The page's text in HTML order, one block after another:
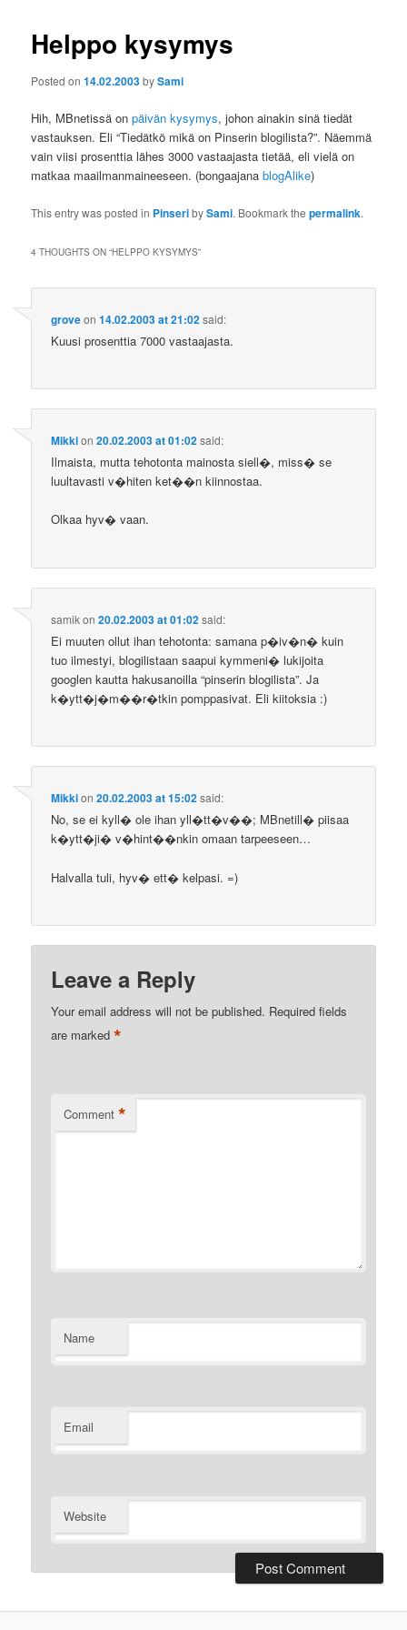
Helppo kysymys
Posted on14.02.2003bySami
Hih, MBnetissä onpäivän kysymys, johon ainakin sinä tiedät
vastauksen. Eli “Tiedätkö mikä on Pinserin blogilista?”. Näemmä
vain viisi prosenttia lähes 3000 vastaajasta tietää, eli vielä on
matkaa maailmanmaineeseen. (bongaajanablogAlike)
This entry was posted in PinseribySami. Bookmark thepermalink.
4 THOUGHTS ON “HELPPO KYSYMYS”
groveon14.02.2003 at 21:02said:
Kuusi prosenttia 7000 vastaajasta.
Mikkion20.02.2003 at 01:02said:
Ilmaista, mutta tehotonta mainosta siell�, miss� se
luultavasti v�hiten ket��n kiinnostaa.
Olkaa hyv� vaan.
samikon20.02.2003 at 01:02said:
Ei muuten ollut ihan tehotonta: samana p�iv�n� kuin
tuo ilmestyi, blogilistaan saapui kymmeni� lukijoita
googlen kautta hakusanoilla “pinserin blogilista”. Ja
k�ytt�j�m��r�tkin pomppasivat. Eli kiitoksia :)
Mikkion20.02.2003 at 15:02said:
No, se ei kyll� ole ihan yll�tt�v��; MBnetill� piisaa
k�ytt�ji� v�hint��nkin omaan tarpeeseen…
Halvalla tuli, hyv� ett� kelpasi. =)
Leave a Reply
Your email address will not be published. Required fields
are marked*
Comment *
Name
Email
Website